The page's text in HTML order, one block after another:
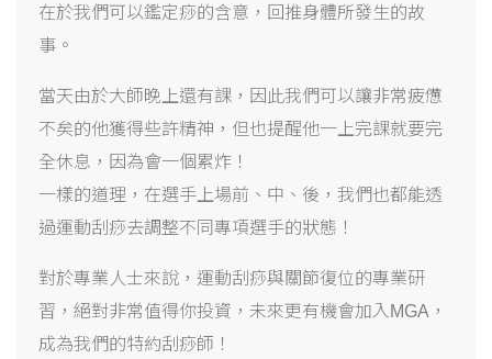
在於我們可以鑑定痧的含意，回推身體所發生的故
事。
當天由於大師晚上還有課，因此我們可以讓非常疲憊
不矣的他獲得些許精神，但也提醒他一上完課就要完
全休息，因為會一個累炸！
一樣的道理，在選手上場前、中、後，我們也都能透
過運動刮痧去調整不同專項選手的狀態！
對於專業人士來說，運動刮痧與關節復位的專業研
習，絕對非常值得你投資，未來更有機會加入 MGA ，
成為我們的特約刮痧師！